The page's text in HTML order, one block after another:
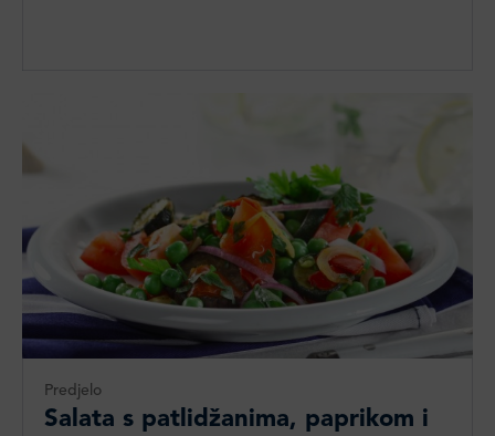
Predjelo
Salata s patlidžanima, paprikom i